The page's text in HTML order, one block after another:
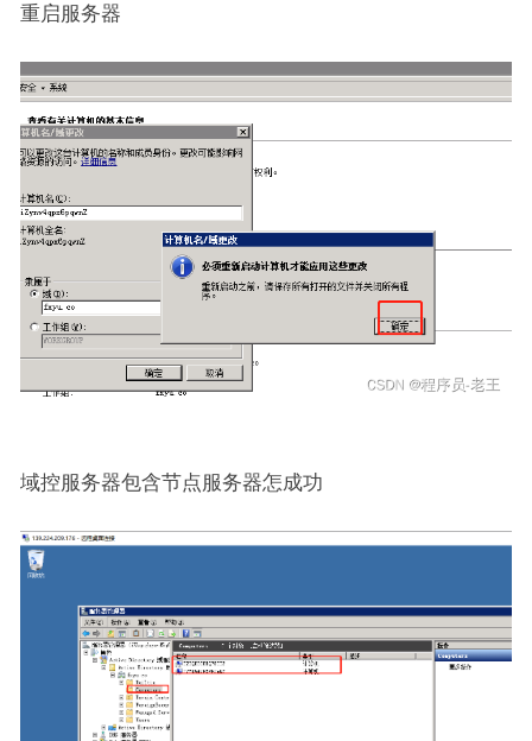
重启服务器
域控服务器包含节点服务器怎成功